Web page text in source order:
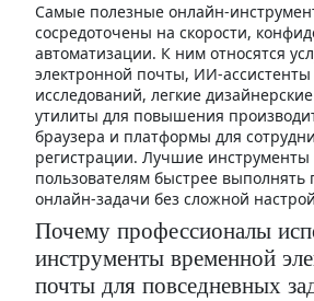
Самые полезные онлайн-
сосредоточены на скорости,
автоматизации. К ним относятся
электронной почты, ИИ-
исследований, легкие
утилиты для повышения
браузера и платформы для
регистрации. Лучшие
пользователям быстрее выполнять
онлайн-задачи без сложной
Почему профессионалы
инструменты временной
почты для повседневных